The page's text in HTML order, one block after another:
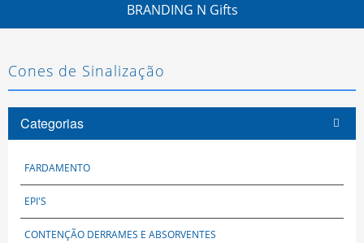
BRANDING N Gifts
Cones de Sinalização
Categorias
FARDAMENTO
EPI'S
CONTENÇÃO DERRAMES E ABSORVENTES